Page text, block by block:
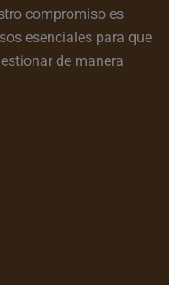
compromiso es
esenciales para que
de manera